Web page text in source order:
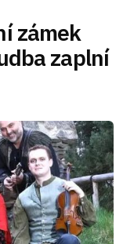
zámek
zaplní